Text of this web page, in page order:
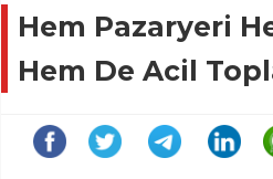
Hem Pazaryeri
Hem De Acil